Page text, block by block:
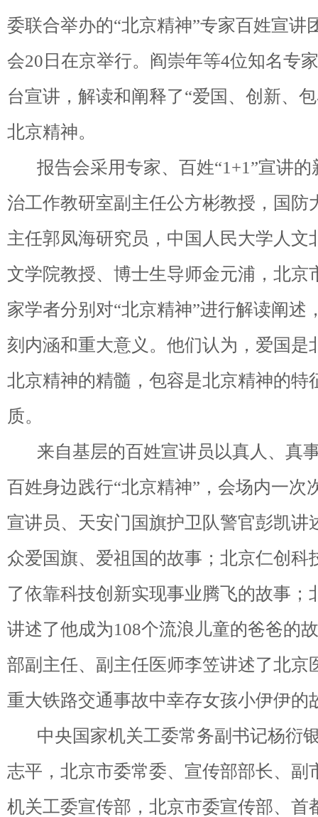
委联合举办的“北京精神”专家百姓宣讲
会20日在京举行。阎崇年等4位知名专
台宣讲，解读和阐释了“爱国、创新、
北京精神。
报告会采用专家、百姓“1+1”宣讲的
治工作教研室副主任公方彬教授，国防
主任郭凤海研究员，中国人民大学人文
文学院教授、博士生导师金元浦，北京
家学者分别对“北京精神”进行解读阐述
刻内涵和重大意义。他们认为，爱国是
北京精神的精髓，包容是北京精神的特
质。
来自基层的百姓宣讲员以真人、真
百姓身边践行“北京精神”，会场内一次
宣讲员、天安门国旗护卫队警官彭凯讲
众爱国旗、爱祖国的故事；北京仁创科
了依靠科技创新实现事业腾飞的故事；
讲述了他成为108个流浪儿童的爸爸的
部副主任、副主任医师李笠讲述了北京
重大铁路交通事故中幸存女孩小伊伊的
中央国家机关工委常务副书记杨衍
志平，北京市委常委、宣传部部长、副
机关工委宣传部，北京市委宣传部、首